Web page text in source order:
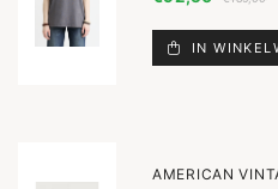
IN
AMERICAN